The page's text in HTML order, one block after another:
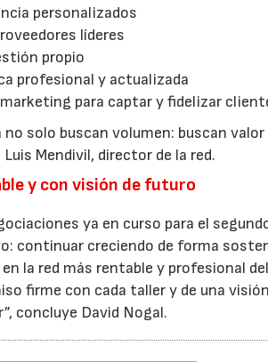
personalizados
líderes
propio
profesional y actualizada
para captar y fidelizar
no solo buscan volumen: buscan
Mendivil, director de la red.
y con visión de futuro
ya en curso para el
continuar creciendo de forma
la red más rentable y profesional
firme con cada taller y de una
concluye David Nogal.